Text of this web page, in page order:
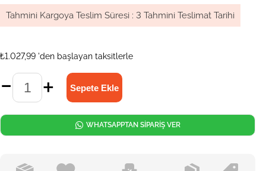
Tahmini Kargoya Teslim Süresi : 3 Tahmini Teslimat Tarihi
₺1.027,99 'den başlayan taksitlerle
WHATSAPPTAN SİPARİŞ VER